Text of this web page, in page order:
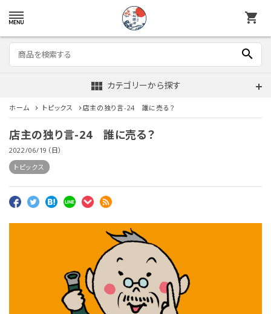
shopping_cart
search
view_module カテゴリーから探す
ホーム トピックス 店主の独り言-24 誰に売る？
店主の独り言-24 誰に売る？
2022/06/19（日）
トピックス